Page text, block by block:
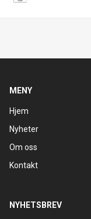
MENY
Hjem
Nyheter
Om oss
Kontakt
NYHETSBREV